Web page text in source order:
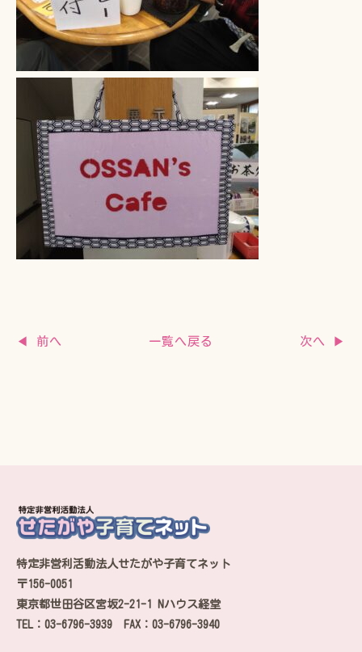
◀ 前へ 次へ ▶
一覧へ戻る
特定非営利活動法人せたがや子育てネット
〒156-0051
東京都世田谷区宮坂2-21-1 Nハウス経堂
TEL：03-6796-3939 FAX：03-6796-3940